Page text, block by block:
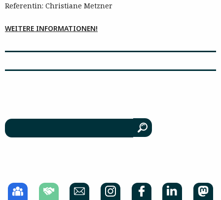
Referentin: Christiane Metzner
WEITERE INFORMATIONEN!